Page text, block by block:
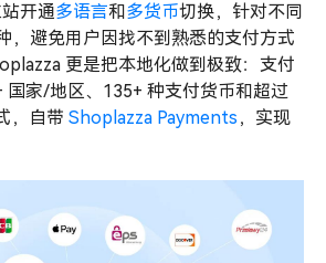
开通多语言和多货币切换，针对不同
，避免用户因找不到熟悉的支付方式
更是把本地化做到极致：支付
国家/地区、135+ 种支付货币和超过
，自带 Shoplazza Payments ，实现